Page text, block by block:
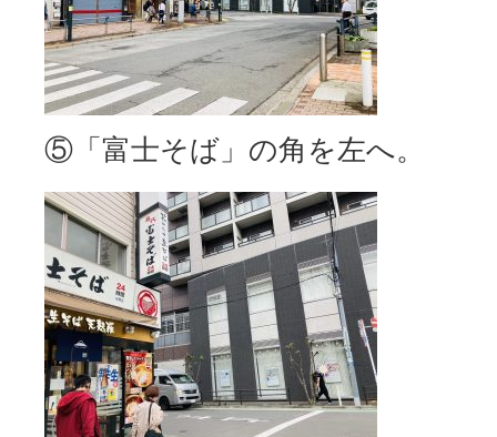
⑤「富士そば」の角を左へ。